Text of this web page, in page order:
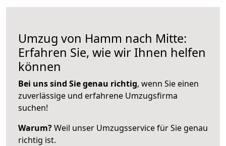
Umzug von Hamm nach Mitte:
Erfahren Sie, wie wir Ihnen helfen
können
Bei uns sind Sie genau richtig, wenn Sie einen
zuverlässige und erfahrene Umzugsfirma
suchen!
Warum?Weil unser Umzugsservice für Sie genau
richtig ist.